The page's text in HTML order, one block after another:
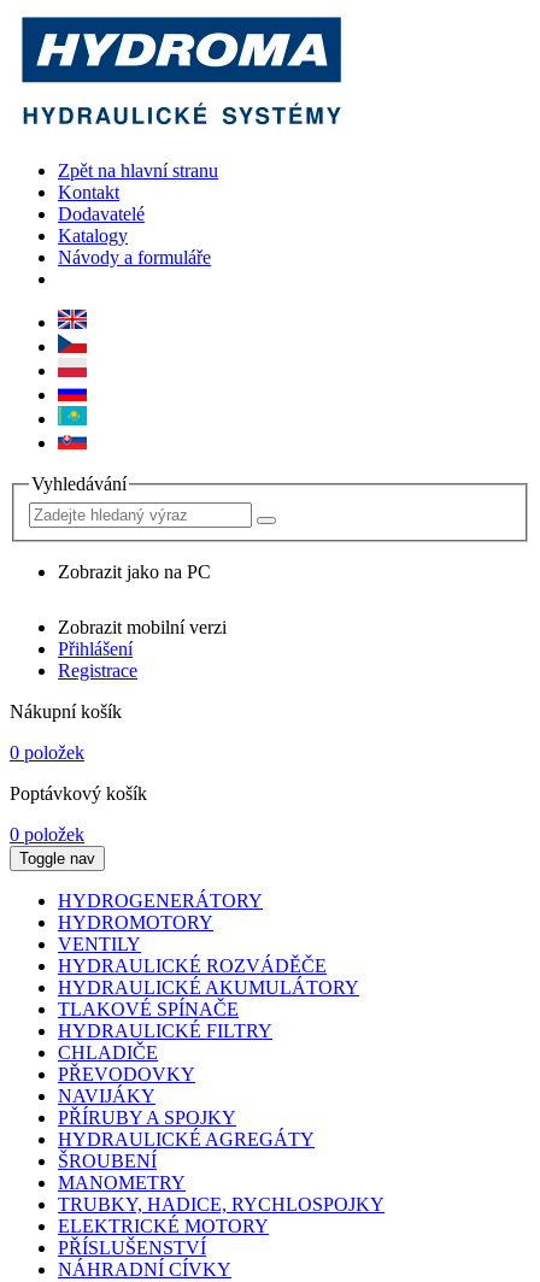
Zpět na hlavní stranu
Kontakt
Dodavatelé
Katalogy
Návody a formuláře
Vyhledávání
Zobrazit jako na PC
Zobrazit mobilní verzi
Přihlášení
Registrace
Nákupní košík
0 položek
Poptávkový košík
0 položek
Toggle nav
HYDROGENERÁTORY
HYDROMOTORY
VENTILY
HYDRAULICKÉ ROZVÁDĚČE
HYDRAULICKÉ AKUMULÁTORY
TLAKOVÉ SPÍNAČE
HYDRAULICKÉ FILTRY
CHLADIČE
PŘEVODOVKY
NAVIJÁKY
PŘÍRUBY A SPOJKY
HYDRAULICKÉ AGREGÁTY
ŠROUBENÍ
MANOMETRY
TRUBKY, HADICE, RYCHLOSPOJKY
ELEKTRICKÉ MOTORY
PŘÍSLUŠENSTVÍ
NÁHRADNÍ CÍVKY